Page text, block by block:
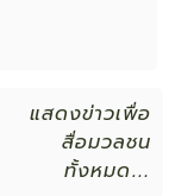
แสดงข่าวเพื่อ
สื่อมวลชน
ทั้งหมด…